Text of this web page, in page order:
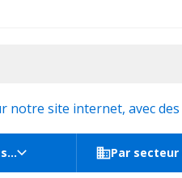
et estrade, etc. | 20ans
notre site internet, avec
Par secteur